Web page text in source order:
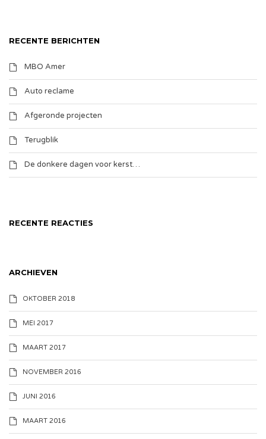
RECENTE BERICHTEN
MBO Amer
Auto reclame
Afgeronde projecten
Terugblik
De donkere dagen voor kerst…
RECENTE REACTIES
ARCHIEVEN
OKTOBER 2018
MEI 2017
MAART 2017
NOVEMBER 2016
JUNI 2016
MAART 2016